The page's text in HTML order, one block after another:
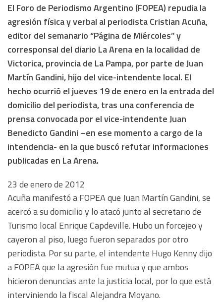
El Foro de Periodismo Argentino (FOPEA) repudia la
agresión física y verbal al periodista Cristian Acuña,
editor del semanario “Página de Miércoles” y
corresponsal del diario La Arena en la localidad de
Victorica, provincia de La Pampa, por parte de Juan
Martín Gandini, hijo del vice-intendente local. El
hecho ocurrió el jueves 19 de enero en la entrada del
domicilio del periodista, tras una conferencia de
prensa convocada por el vice-intendente Juan
Benedicto Gandini –en ese momento a cargo de la
intendencia- en la que buscó refutar informaciones
publicadas en La Arena.
23 de enero de 2012
Acuña manifestó a FOPEA que Juan Martín Gandini, se
acercó a su domicilio y lo atacó junto al secretario de
Turismo local Enrique Capdeville. Hubo un forcejeo y
cayeron al piso, luego fueron separados por otro
periodista. Por su parte, el intendente Hugo Kenny dijo
a FOPEA que la agresión fue mutua y que ambos
hicieron denuncias ante la justicia local, por lo que está
interviniendo la fiscal Alejandra Moyano.